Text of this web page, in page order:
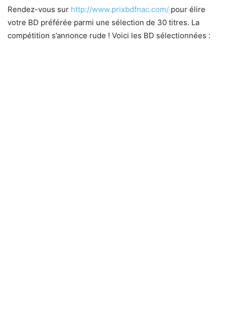
Rendez-vous sur http://www.prixbdfnac.com/ pour élire
votre BD préférée parmi une sélection de 30 titres. La
compétition s’annonce rude ! Voici les BD sélectionnées :